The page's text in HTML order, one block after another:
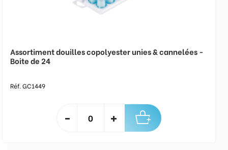
Assortiment douilles copolyester unies & cannelées -
Boite de 24
Réf. GC1449